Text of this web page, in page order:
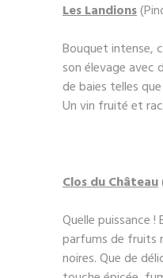
Les Landions
Bouquet intense,
son élevage avec
de baies telles
Un vin fruité et
Clos du Château
Quelle puissance
parfums de fruits
noires. Que de